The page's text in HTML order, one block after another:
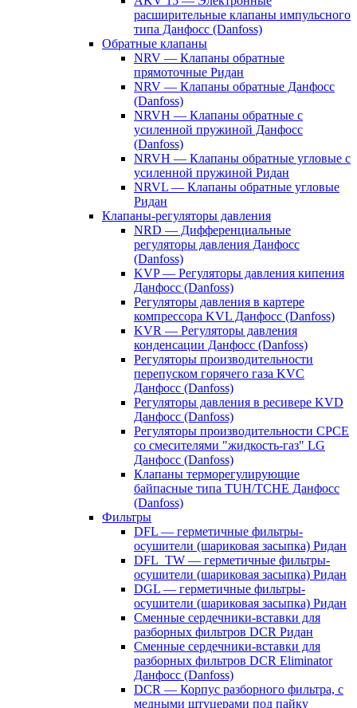
расширительные клапаны импульсного
типа Данфосс (Danfoss)
Обратные клапаны
NRV — Клапаны обратные
прямоточные Ридан
NRV — Клапаны обратные Данфосс
(Danfoss)
NRVH — Клапаны обратные с
усиленной пружиной Данфосс
(Danfoss)
NRVH — Клапаны обратные угловые с
усиленной пружиной Ридан
NRVL — Клапаны обратные угловые
Ридан
Клапаны-регуляторы давления
NRD — Дифференциальные
регуляторы давления Данфосс
(Danfoss)
KVP — Регуляторы давления кипения
Данфосс (Danfoss)
Регуляторы давления в картере
компрессора KVL Данфосс (Danfoss)
KVR — Регуляторы давления
конденсации Данфосс (Danfoss)
Регуляторы производительности
перепуском горячего газа KVC
Данфосс (Danfoss)
Регуляторы давления в ресивере KVD
Данфосс (Danfoss)
Регуляторы производительности CPCE
со смесителями "жидкость-газ" LG
Данфосс (Danfoss)
Клапаны терморегулирующие
байпасные типа TUH/TCHE Данфосс
(Danfoss)
Фильтры
DFL — герметичные фильтры-
осушители (шариковая засыпка) Ридан
DFL_TW — герметичные фильтры-
осушители (шариковая засыпка) Ридан
DGL — герметичные фильтры-
осушители (шариковая засыпка) Ридан
Сменные сердечники-вставки для
разборных фильтров DCR Ридан
Сменные сердечники-вставки для
разборных фильтров DCR Eliminator
Данфосс (Danfoss)
DCR — Корпус разборного фильтра, с
медными штуцерами под пайку